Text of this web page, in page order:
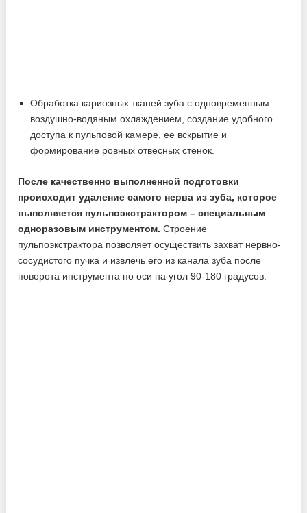
Обработка кариозных тканей зуба с одновременным
воздушно-водяным охлаждением, создание удобного
доступа к пульповой камере, ее вскрытие и
формирование ровных отвесных стенок.
После качественно выполненной подготовки
происходит удаление самого нерва из зуба, которое
выполняется пульпоэкстрактором – специальным
одноразовым инструментом. Строение
пульпоэкстрактора позволяет осуществить захват нервно-
сосудистого пучка и извлечь его из канала зуба после
поворота инструмента по оси на угол 90-180 градусов.